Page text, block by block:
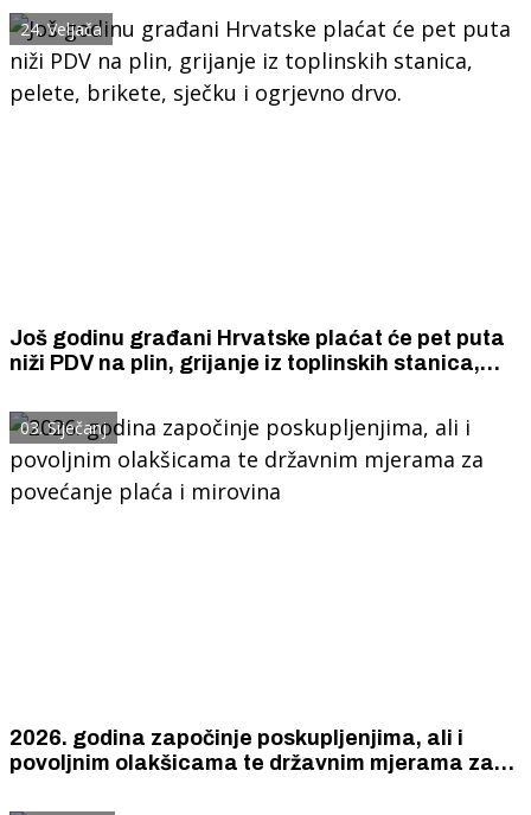
postaje jeftiniji od jeftinog industrijskog
margarina.
24. Veljača
Još godinu građani Hrvatske plaćat će pet puta
niži PDV na plin, grijanje iz toplinskih stanica,
03. Siječanj
2026. godina započinje poskupljenjima, ali i
povoljnim olakšicama te državnim mjerama za